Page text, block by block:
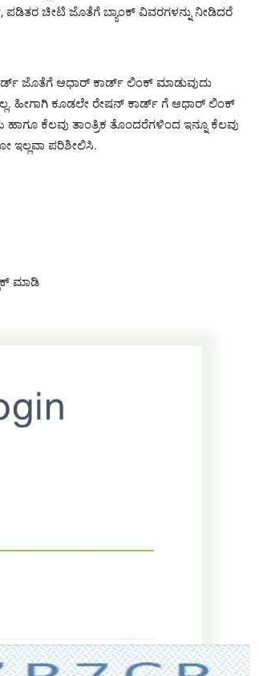
ಚೀಟಿ ಜೊತೆಗೆ ಬ್ಯಾಂಕ್‌ ವಿವರಗಳನ್ನು ನೀಡಿದರೆ
ಜೊತೆಗೆ ಆಧಾ‌ರ್ ಕಾರ್ಡ್ ಲಿಂಕ್ ಮಾಡುವುದು
ಹೀಗಾಗಿ ಕೂಡಲೇ ರೇಷನ್ ಕಾರ್ಡ್ ಗೆ ಆಧಾರ್ ಲಿಂಕ್
ಕೆಲವು ತಾಂತ್ರಿಕ ತೊಂದರೆಗಳಿಂದ ಇನ್ನೂ ಕೆಲವು
ಪರಿಶೀಲಿಸಿ.
ಮಾಡಿ